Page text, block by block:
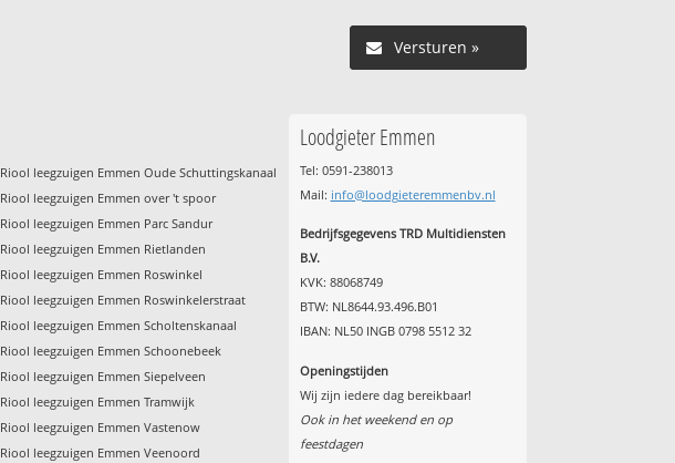
Versturen »
Riool leegzuigen Emmen Oude Schuttingskanaal
Riool leegzuigen Emmen over 't spoor
Riool leegzuigen Emmen Parc Sandur
Riool leegzuigen Emmen Rietlanden
Riool leegzuigen Emmen Roswinkel
Riool leegzuigen Emmen Roswinkelerstraat
Riool leegzuigen Emmen Scholtenskanaal
Riool leegzuigen Emmen Schoonebeek
Riool leegzuigen Emmen Siepelveen
Riool leegzuigen Emmen Tramwijk
Riool leegzuigen Emmen Vastenow
Riool leegzuigen Emmen Veenoord
Loodgieter Emmen
Tel: 0591-238013
Mail: info@loodgieteremmenbv.nl
Bedrijfsgegevens TRD Multidiensten
B.V.
KVK: 88068749
BTW: NL8644.93.496.B01
IBAN: NL50 INGB 0798 5512 32
Openingstijden
Wij zijn iedere dag bereikbaar!
Ook in het weekend en op
feestdagen